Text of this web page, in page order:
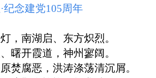
纪念建党105周年
，南湖启、东方炽烈。
曙开霞道，神州寥阔。
焚腐恶，洪涛涤荡清沉屑。